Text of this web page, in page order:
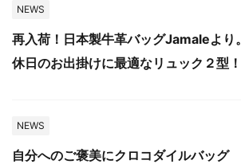
NEWS
再入荷！日本製牛革バッグJamaleより。
休日のお出掛けに最適なリュック２型！
NEWS
自分へのご褒美にクロコダイルバッグ